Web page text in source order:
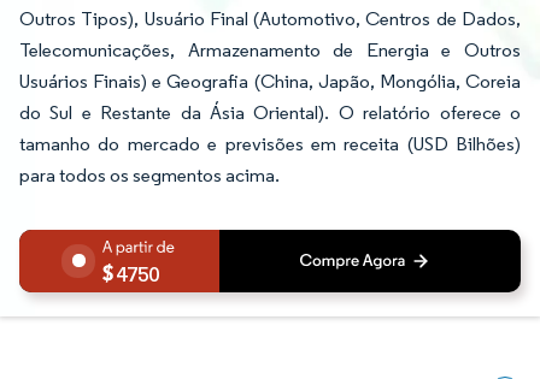
Outros Tipos), Usuário Final (Automotivo, Centros de Dados,
Telecomunicações, Armazenamento de Energia e Outros
Usuários Finais) e Geografia (China, Japão, Mongólia, Coreia
do Sul e Restante da Ásia Oriental). O relatório oferece o
tamanho do mercado e previsões em receita (USD Bilhões)
para todos os segmentos acima.
4750